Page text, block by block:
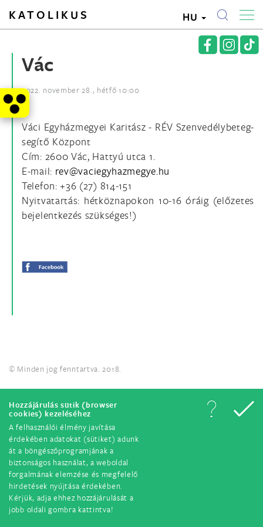
Hozzájárulás sütik (browser
cookies) kezeléséhez
A felhasználói élmény javítása
érdekében adatokat (sütiket) adunk
át a böngészőprogramjának a
biztonságos használat, a weboldal
forgalmának elemzése és megfelelő
hirdetések nyújtása érdekében.
Kérjük, adja ehhez hozzájárulását a
jobb oldali gombra kattintva!
KATOLIKUS HU
Vác
2022. november 28., hétfő 10:00
Váci Egyházmegyei Karitász - RÉV Szenvedélybeteg-
segítő Központ
Cím: 2600 Vác, Hattyú utca 1.
E-mail:
Telefon: +36 (27) 814-151
Nyitvatartás: hétköznapokon 10-16 óráig (előzetes
bejelentkezés szükséges!)
© Minden jog fenntartva. 2018.